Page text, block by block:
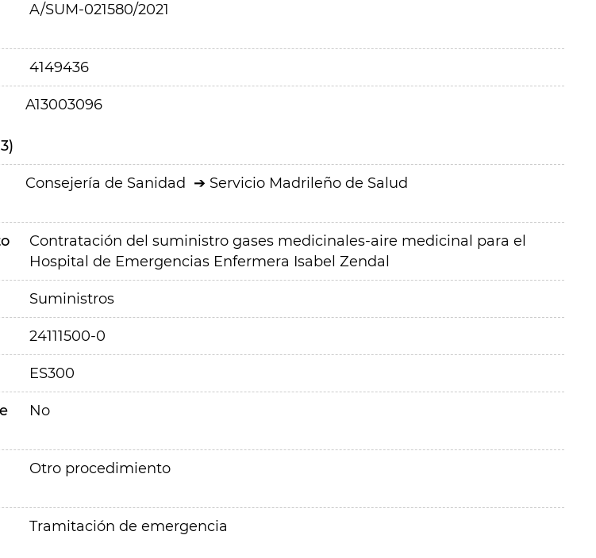
A/SUM-021580/2021
4149436
A13003096
Consejería de Sanidad Servicio Madrileño de Salud
Contratación del suministro gases medicinales-aire medicinal para el
Hospital de Emergencias Enfermera Isabel Zendal
Suministros
24111500-0
ES300
No
Otro procedimiento
Tramitación de emergencia